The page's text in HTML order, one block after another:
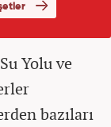
Yolu ve
bazıları